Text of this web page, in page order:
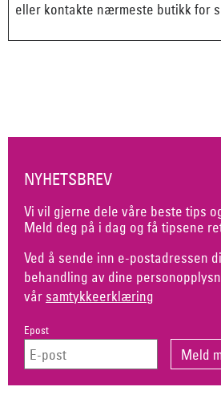
eller kontakte nærmeste butikk for
NYHETSBREV
Vi vil gjerne dele våre beste tips
Meld deg på i dag og få tipsene
Ved å sende inn e-postadressen
behandling av dine
vår samtykkeerklæring
Epost